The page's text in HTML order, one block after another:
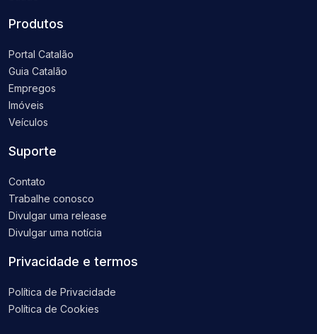
Produtos
Portal Catalão
Guia Catalão
Empregos
Imóveis
Veículos
Suporte
Contato
Trabalhe conosco
Divulgar uma release
Divulgar uma notícia
Privacidade e termos
Política de Privacidade
Política de Cookies